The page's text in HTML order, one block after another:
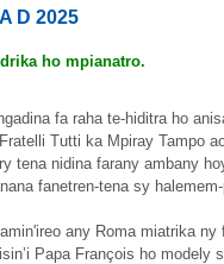
D 2025
ho mpianatro.
fa raha te-hiditra ho
Tutti ka Mpiray Tampo
tena nidina farany ambany
fanetren-tena sy
any Roma miatrika ny
Papa François ho modely